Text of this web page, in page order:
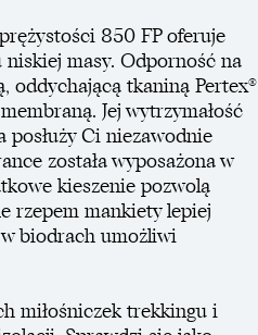
850 FP oferuje
masy. Odporność na
oddychającą tkaniną Pertex®
Jej wytrzymałość
posłuży Ci niezawodnie
została wyposażona w
kieszenie pozwolą
rzepem mankiety lepiej
biodrach umożliwi
miłośniczek trekkingu i